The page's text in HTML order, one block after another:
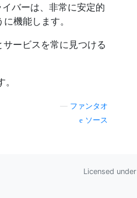
バーは、非常に安定的
機能します。
ービスを常に見つける
ファンタオ
ソース
Licensed under